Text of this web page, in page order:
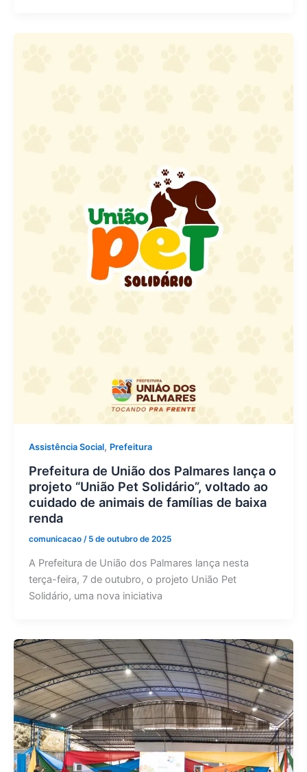
Assistência Social, Prefeitura
Prefeitura de União dos Palmares lança o
projeto “União Pet Solidário”, voltado ao
cuidado de animais de famílias de baixa
renda
comunicacao / 5 de outubro de 2025
A Prefeitura de União dos Palmares lança nesta
terça-feira, 7 de outubro, o projeto União Pet
Solidário, uma nova iniciativa